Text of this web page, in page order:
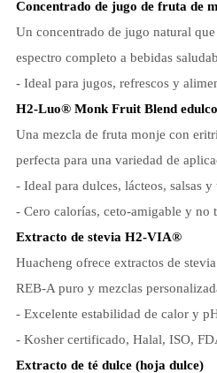
Concentrado de jugo de fruta de
Un concentrado de jugo natural
espectro completo a bebidas
- Ideal para jugos, refrescos y
H2-Luo® Monk Fruit Blend
Una mezcla de fruta monje con
perfecta para una variedad de
- Ideal para dulces, lácteos, salsas y
- Cero calorías, ceto-amigable y no
Extracto de stevia H2-VIA®
Huacheng ofrece extractos de
REB-A puro y mezclas
- Excelente estabilidad de calor y
- Kosher certificado, Halal, ISO,
Extracto de té dulce (hoja dulce)